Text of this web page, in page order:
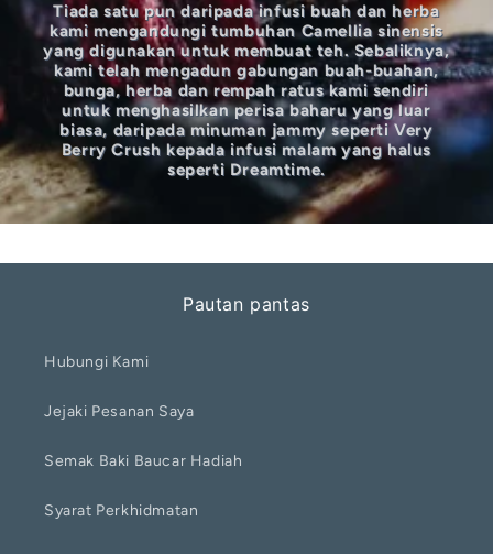
Tiada satu pun daripada infusi buah dan herba
kami mengandungi tumbuhan Camellia sinensis
yang digunakan untuk membuat teh. Sebaliknya,
kami telah mengadun gabungan buah-buahan,
bunga, herba dan rempah ratus kami sendiri
untuk menghasilkan perisa baharu yang luar
biasa, daripada minuman jammy seperti Very
Berry Crush kepada infusi malam yang halus
seperti Dreamtime.
Pautan pantas
Hubungi Kami
Jejaki Pesanan Saya
Semak Baki Baucar Hadiah
Syarat Perkhidmatan